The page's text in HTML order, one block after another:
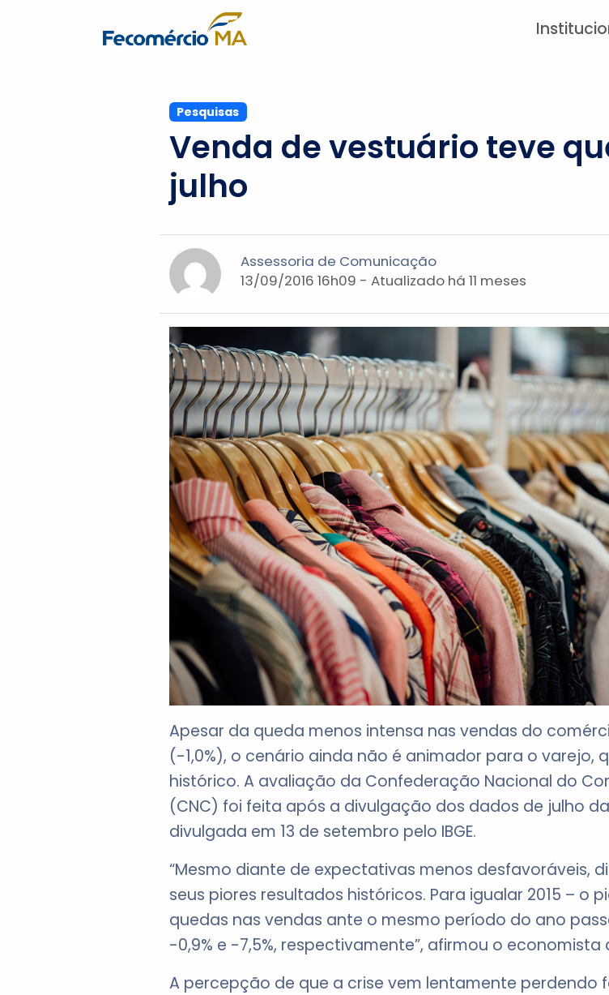
Pesquisas
Venda de vestuário teve
julho
Assessoria de Comunicação
13/09/2016 16h09 - Atualizado há 11 meses
Apesar da queda menos intensa nas vendas do
(-1,0%), o cenário ainda não é animador para o varejo,
histórico. A avaliação da Confederação Nacional do
(CNC) foi feita após a divulgação dos dados de julho
divulgada em 13 de setembro pelo IBGE.
“Mesmo diante de expectativas menos desfavoráveis,
seus piores resultados históricos. Para igualar 2015 – o
quedas nas vendas ante o mesmo período do ano
-0,9% e -7,5%, respectivamente”, afirmou o economista
A percepção de que a crise vem lentamente perdendo